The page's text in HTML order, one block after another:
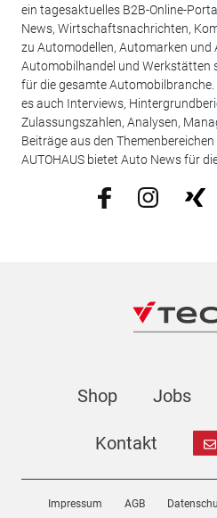
ein tagesaktuelles B2B-Online-
News, Wirtschaftsnachrichten,
zu Automodellen, Automarken und
Automobilhandel und Werkstätten
für die gesamte
es auch Interviews,
Zulassungszahlen, Analysen,
Beiträge aus den
AUTOHAUS bietet Auto News für
Shop Jobs
Kontakt
Impressum AGB